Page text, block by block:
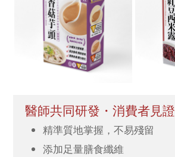
醫師共同研發・消費者見證
精準質地掌握，不易殘留
添加足量膳食纖維